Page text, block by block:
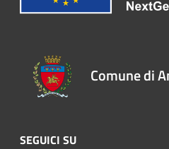
Comune di
SEGUICI SU